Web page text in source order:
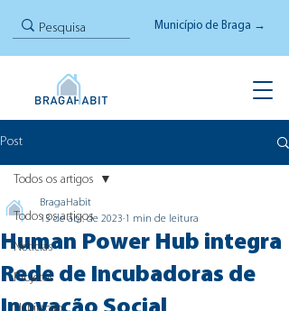
Município de Braga →
Post
Todos os artigos
Notícias
Projetos
Todos os artigos
Human Power Hub integra
Rede de Incubadoras de
BragaHabit
13 de abr. de 2023 1 min de leitura